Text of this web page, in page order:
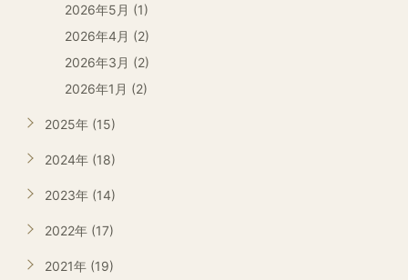
2026年5月 (1)
2026年4月 (2)
2026年3月 (2)
2026年1月 (2)
2025年 (15)
2024年 (18)
2023年 (14)
2022年 (17)
2021年 (19)